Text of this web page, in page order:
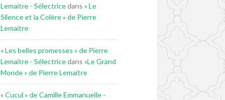
Lemaitre - Sélectricedans « Le
Silence et la Colère » de Pierre
Lemaitre
« Les belles promesses » de Pierre
Lemaitre - Sélectricedans «Le Grand
Monde » de Pierre Lemaitre
« Cucul » de Camille Emmanuelle -